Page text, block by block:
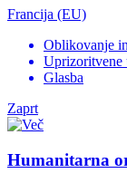
Francija (EU)
Oblikovanje
Uprizoritvene
Glasba
Zaprt
Humanitarna